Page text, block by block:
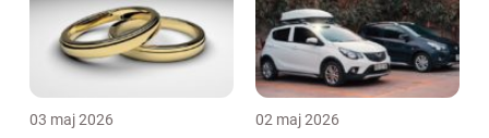
03 maj 2026 02 maj 2026